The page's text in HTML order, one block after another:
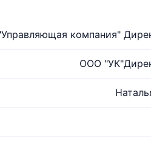
компания"
ООО